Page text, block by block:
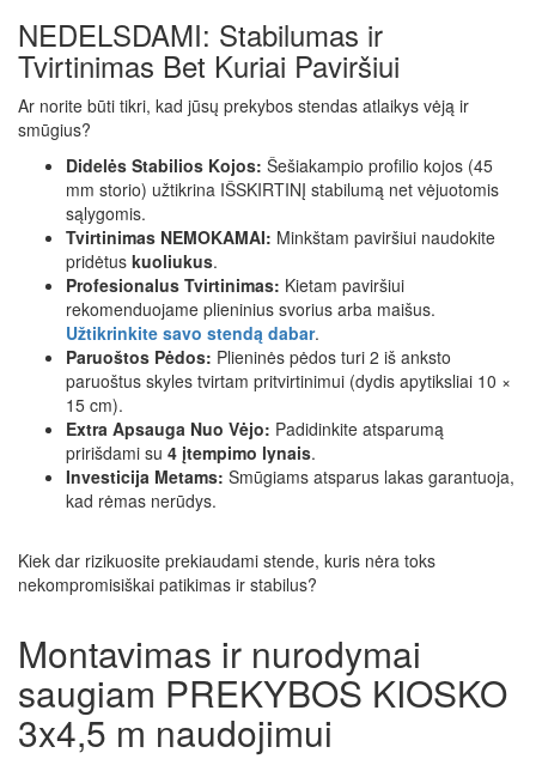
NEDELSDAMI: Stabilumas ir
Tvirtinimas Bet Kuriai Paviršiui
Ar norite būti tikri, kad jūsų prekybos stendas atlaikys vėją ir
smūgius?
Didelės Stabilios Kojos: Šešiakampio profilio kojos (45
mm storio) užtikrina IŠSKIRTINĮ stabilumą net vėjuotomis
sąlygomis.
Tvirtinimas NEMOKAMAI: Minkštam paviršiui naudokite
pridėtus kuoliukus.
Profesionalus Tvirtinimas: Kietam paviršiui
rekomenduojame plieninius svorius arba maišus.
Užtikrinkite savo stendą dabar.
Paruoštos Pėdos: Plieninės pėdos turi 2 iš anksto
paruoštus skyles tvirtam pritvirtinimui (dydis apytiksliai 10 ×
15 cm).
Extra Apsauga Nuo Vėjo: Padidinkite atsparumą
pririšdami su 4 įtempimo lynais.
Investicija Metams: Smūgiams atsparus lakas garantuoja,
kad rėmas nerūdys.
Kiek dar rizikuosite prekiaudami stende, kuris nėra toks
nekompromisiškai patikimas ir stabilus?
Montavimas ir nurodymai
saugiam PREKYBOS KIOSKO
3x4,5 m naudojimui